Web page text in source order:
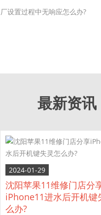
厂设置过程中无响应怎么办?
最新资讯
2024-01-29
沈阳苹果11维修门店分
iPhone11进水后开机键
么办?